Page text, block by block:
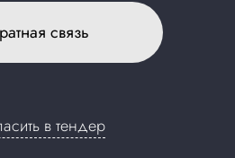
связь
в тендер